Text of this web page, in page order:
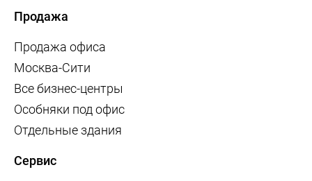
Продажа
Продажа офиса
Москва-Сити
Все бизнес-центры
Особняки под офис
Отдельные здания
Сервис